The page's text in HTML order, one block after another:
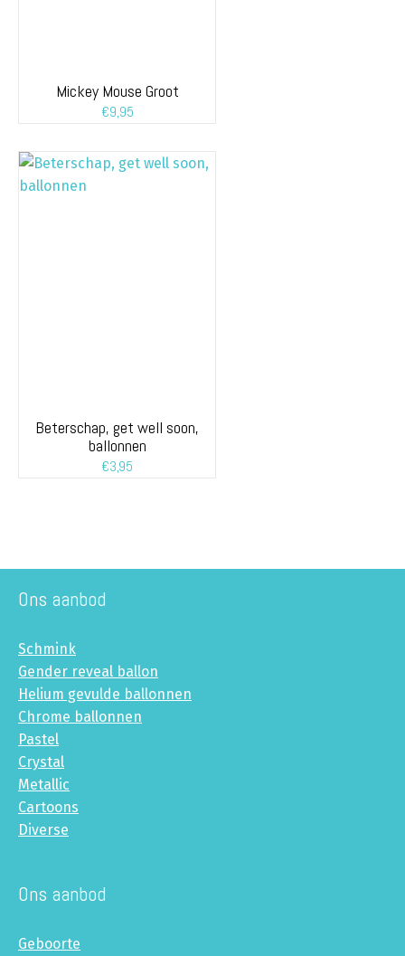
Mickey Mouse Groot
€9,95
Beterschap, get well soon,
ballonnen
€3,95
Ons aanbod
Schmink
Gender reveal ballon
Helium gevulde ballonnen
Chrome ballonnen
Pastel
Crystal
Metallic
Cartoons
Diverse
Ons aanbod
Geboorte